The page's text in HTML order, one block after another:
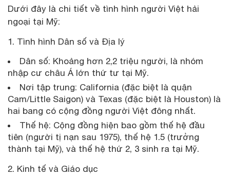
Dưới đây là chi tiết về tình hình người Việt hải
ngoại tại Mỹ:
Tình hình Dân số và Địa lý
Dân số: Khoảng hơn 2,2 triệu người, là nhóm
nhập cư châu Á lớn thứ tư tại Mỹ.
Nơi tập trung: California (đặc biệt là quận
Cam/Little Saigon) và Texas (đặc biệt là Houston) là
hai bang có cộng đồng người Việt đông nhất.
Thế hệ: Cộng đồng hiện bao gồm thế hệ đầu
tiên (người tị nạn sau 1975), thế hệ 1.5 (trưởng
thành tại Mỹ), và thế hệ thứ 2, 3 sinh ra tại Mỹ.
2. Kinh tế và Giáo dục